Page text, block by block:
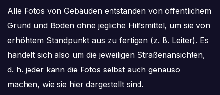
Alle Fotos von Gebäuden entstanden von öffentlichem
Grund und Boden ohne jegliche Hilfsmittel, um sie von
erhöhtem Standpunkt aus zu fertigen (z. B. Leiter). Es
handelt sich also um die jeweiligen Straßenansichten,
d. h. jeder kann die Fotos selbst auch genauso
machen, wie sie hier dargestellt sind.